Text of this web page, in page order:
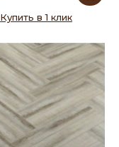
Купить в 1 клик